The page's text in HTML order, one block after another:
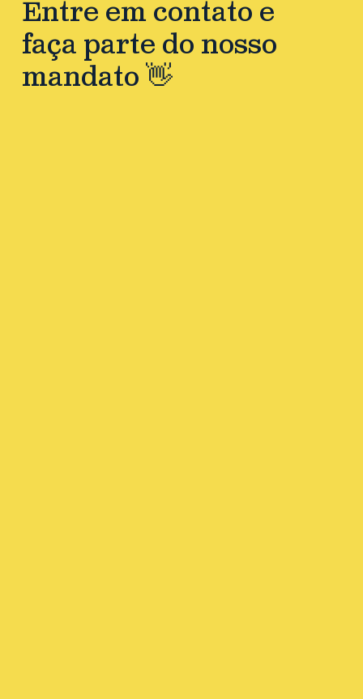
Entre em contato e
faça parte do nosso
mandato 👋